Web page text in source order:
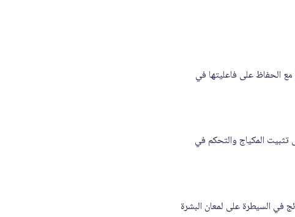
البشرة، مع الحفاظ على فاعليتها في
حيث يساعد على تثبيت المكياج والتحكم في
أفضل النتائج في السيطرة على لمعان البشرة